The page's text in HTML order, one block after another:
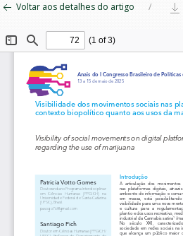
Voltar aos detalhes do artigo